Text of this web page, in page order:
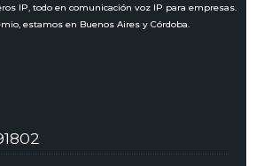
IP, todo en comunicación voz IP para empresas.
estamos en Buenos Aires y Córdoba.